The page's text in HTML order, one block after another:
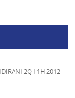
2Q I 1H 2012